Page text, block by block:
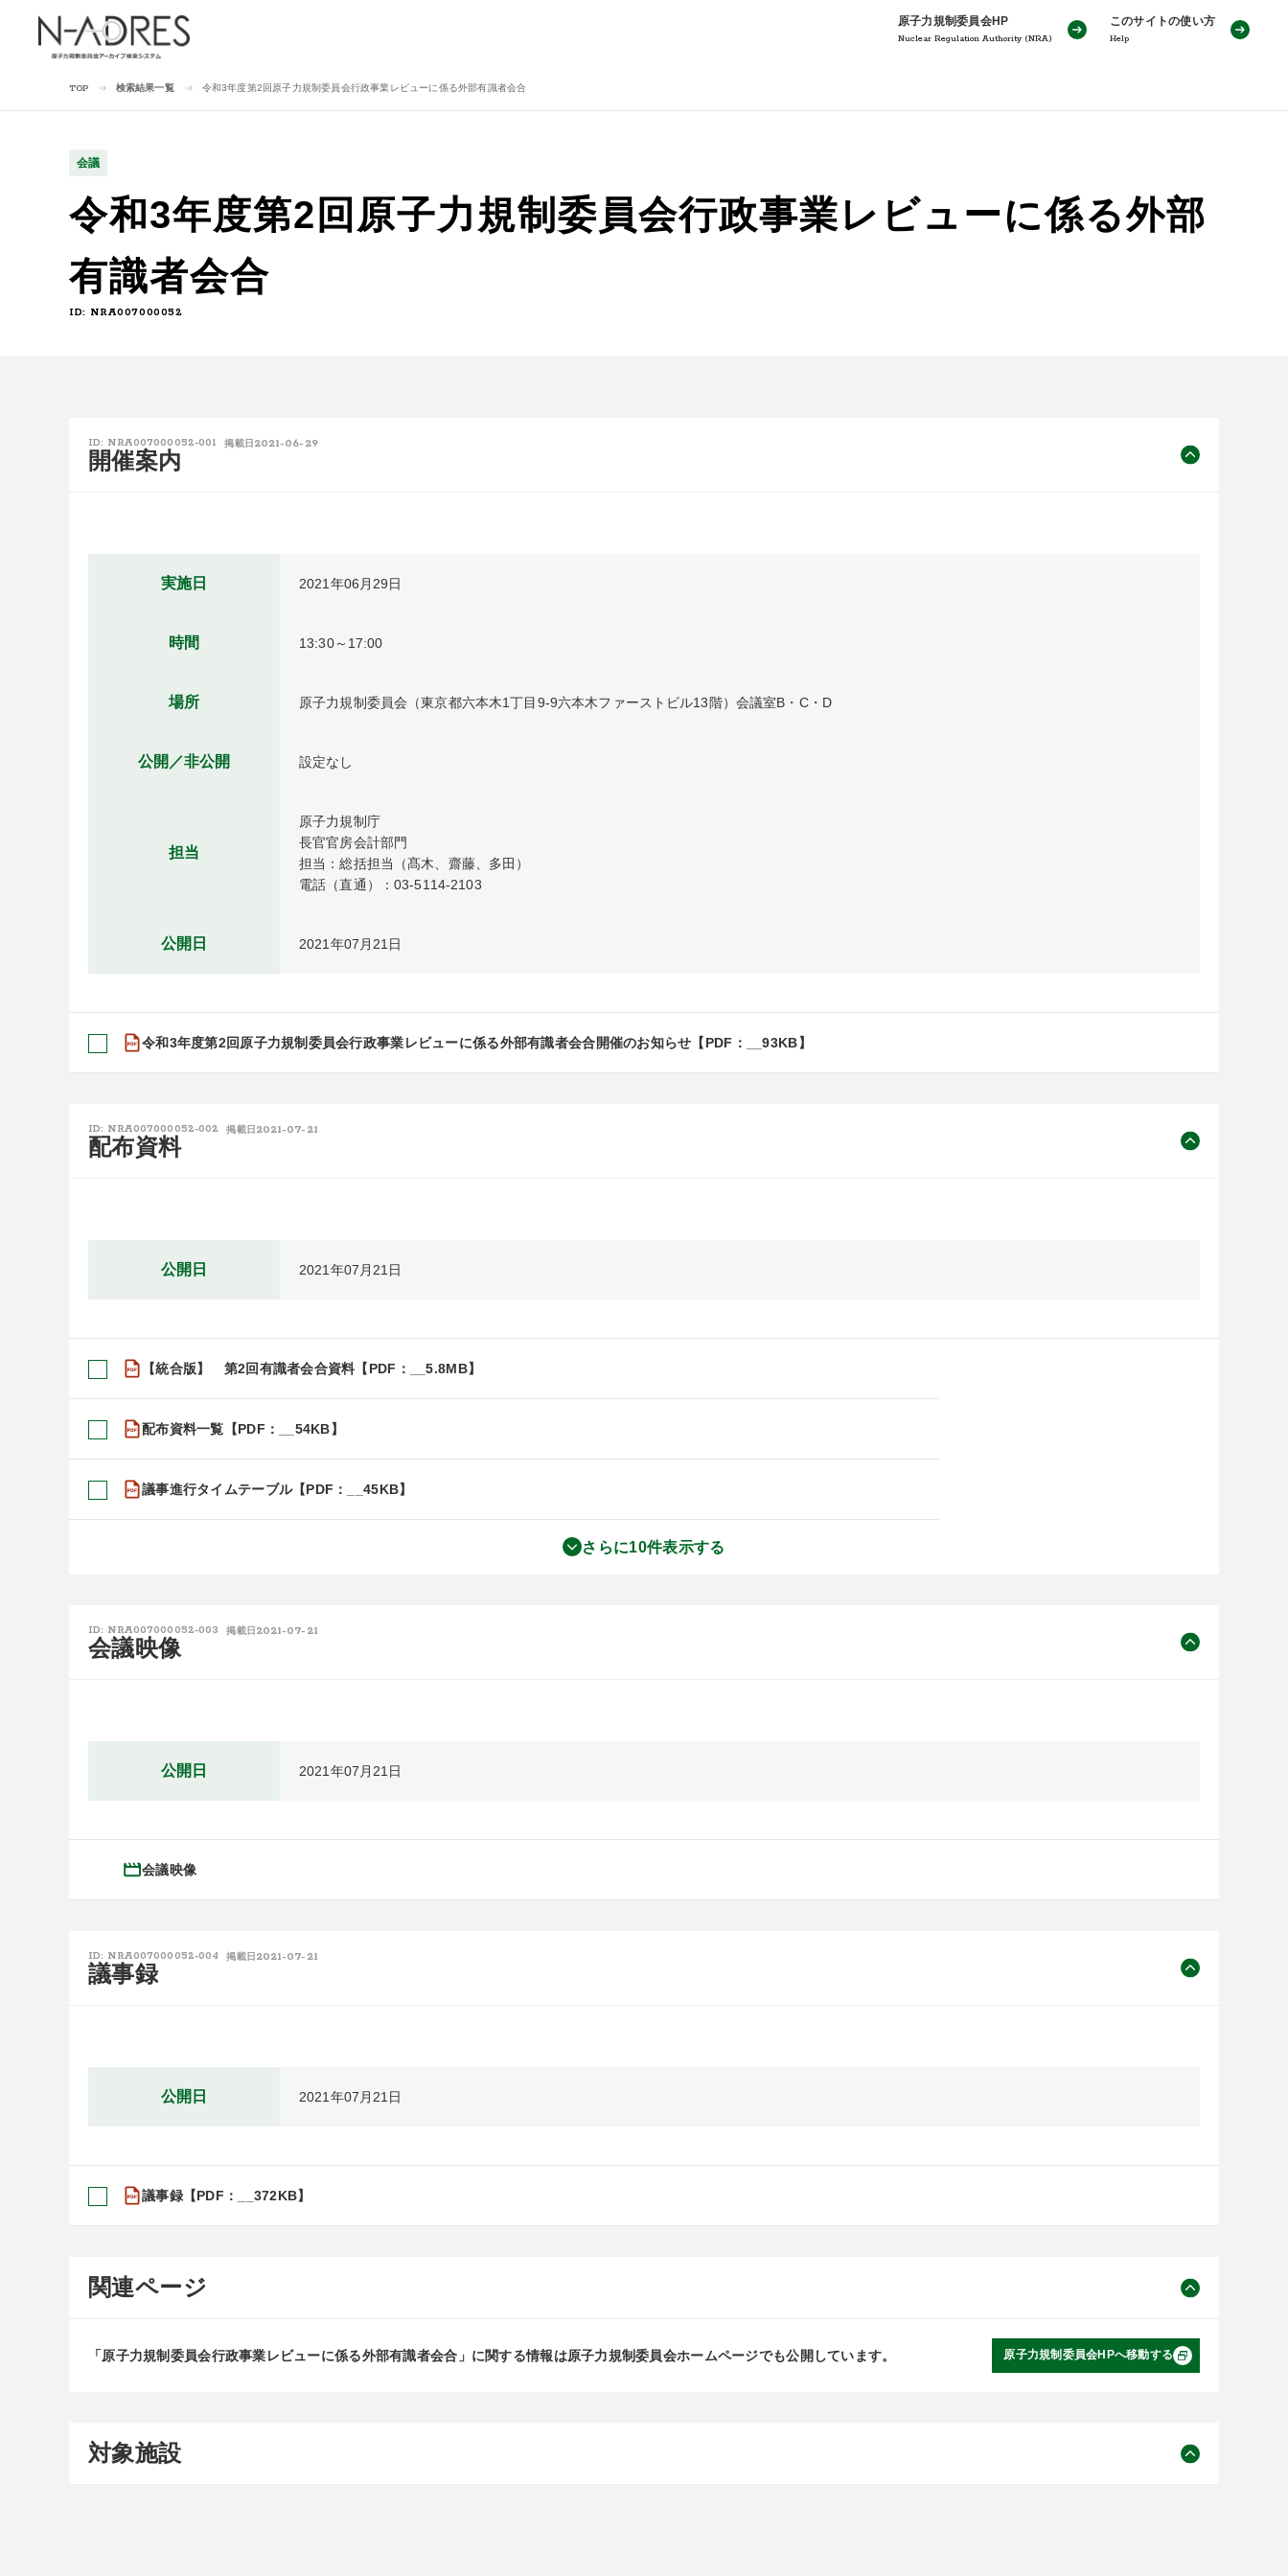
原子力規制委員会HP
Nuclear Regulation Authority (NRA)
このサイトの使い方
Help
TOP 検索結果一覧 令和3年度第2回原子力規制委員会行政事業レビューに係る外部有識者会合
会議
令和3年度第2回原子力規制委員会行政事業レビューに係る外部
有識者会合
ID: NRA007000052
ID: NRA007000052-001 掲載日 2021-06-29
開催案内
実施日 2021年06月29日
時間 13:30～17:00
場所 原子力規制委員会（東京都六本木1丁目9-9六本木ファーストビル13階）会議室B・C・D
公開／非公開 設定なし
担当
原子力規制庁
長官官房会計部門
担当：総括担当（髙木、齋藤、多田）
電話（直通）：03-5114-2103
公開日 2021年07月21日
令和3年度第2回原子力規制委員会行政事業レビューに係る外部有識者会合開催のお知らせ【PDF：__93KB】
ID: NRA007000052-002 掲載日 2021-07-21
配布資料
公開日 2021年07月21日
【統合版】 第2回有識者会合資料【PDF：__5.8MB】
配布資料一覧【PDF：__54KB】
議事進行タイムテーブル【PDF：__45KB】
さらに10件表示する
ID: NRA007000052-003 掲載日 2021-07-21
会議映像
公開日 2021年07月21日
会議映像
ID: NRA007000052-004 掲載日 2021-07-21
議事録
公開日 2021年07月21日
議事録【PDF：__372KB】
関連ページ
「原子力規制委員会行政事業レビューに係る外部有識者会合」に関する情報は原子力規制委員会ホームページでも公開しています。 原子力規制委員会HPへ移動する
対象施設